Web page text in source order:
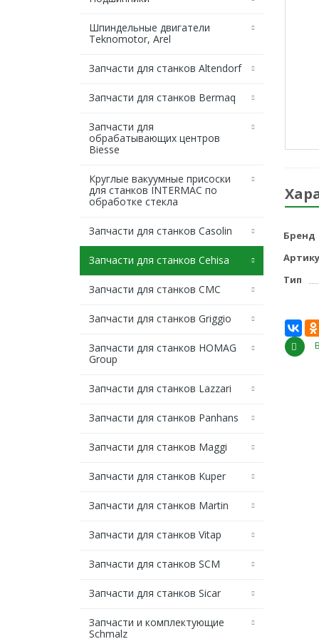
Шпиндельные двигатели
Teknomotor, Arel
Запчасти для станков Altendorf
Запчасти для станков Bermaq
Запчасти для
обрабатывающих центров
Biesse
Круглые вакуумные присоски
для станков INTERMAC по
обработке стекла
Запчасти для станков Casolin
Запчасти для станков Cehisa
Запчасти для станков CMC
Запчасти для станков Griggio
Запчасти для станков HOMAG
Group
Запчасти для станков Lazzari
Запчасти для станков Panhans
Запчасти для станков Maggi
Запчасти для станков Kuper
Запчасти для станков Martin
Запчасти для станков Vitap
Запчасти для станков SCM
Запчасти для станков Sicar
Запчасти и комплектующие
Schmalz
Бренд
Тип